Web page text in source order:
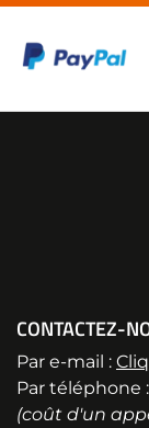
CONTACTEZ-
Par e-mail :
Par téléphone :
(coût d'un